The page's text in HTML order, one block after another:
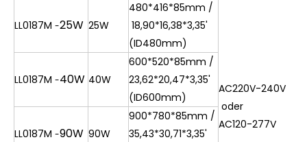
LL0187M -25W 25W
480*416*85mm /
18,90*16,38*3,35'
(ID480mm)
AC220V-240V
oder
AC120-277V
LL0187M -40W 40W
600*520*85mm /
23,62*20,47*3,35'
(ID600mm)
LL0187M -90W 90W
900*780*85mm /
35,43*30,71*3,35'